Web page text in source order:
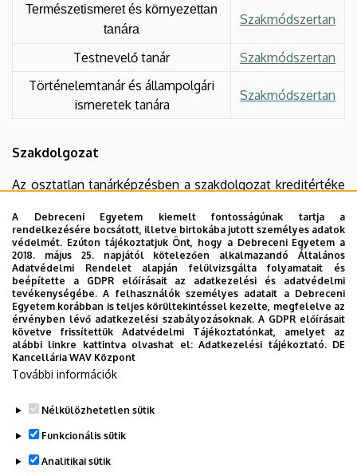
Természetismeret és környezettan
tanára
Szakmódszertan
Testnevelő tanár
Szakmódszertan
Történelemtanár és állampolgári
ismeretek tanára
Szakmódszertan
Szakdolgozat
Az osztatlan tanárképzésben a szakdolgozat kreditértéke
egy – szakterületi vagy szakmódszertani –
szakdolgozatot kell benyújtaniés azt a záróvizsga
részeként, a szakmai zárószigorlat keretében kell
megvédeni. A szakdolgozati témák kiírása, a témavezetők
kije­lö­lé­se, a szakdolgozat terjedelmének és formai
követelményeinek meghatározása az illetékes kar/
szakintézetek/ szaktanszékek hatásköre. A szakdolgozati
téma megválasztásának határidejét, a jelentkezés módját
az illetékes kar vagy intézet határozza meg, de a
Amennyiben a hallgató szakdolgozata megegyezik azzal a
különdíjjal jutalmaztak, a szakdolgozat bírálatának
A Debreceni Egyetem kiemelt fontosságúnak tartja a
rendelkezésére bocsátott, illetve birtokába jutott személyes adatok
védelmét. Ezúton tájékoztatjuk Önt, hogy a Debreceni Egyetem a
2018. május 25. napjától kötelezően alkalmazandó Általános
Adatvédelmi Rendelet alapján felülvizsgálta folyamatait és
beépítette a GDPR előírásait az adatkezelési és adatvédelmi
tevékenységébe. A felhasználók személyes adatait a Debreceni
Egyetem korábban is teljes körültekintéssel kezelte, megfelelve az
érvényben lévő adatkezelési szabályozásoknak. A GDPR előírásait
követve frissítettük Adatvédelmi Tájékoztatónkat, amelyet az
alábbi linkre kattintva olvashat el:Adatkezelési tájékoztató. DE
Kancellária WAV Központ
További információk
Nélkülözhetetlen sütik
Funkcionális sütik
Analitikai sütik